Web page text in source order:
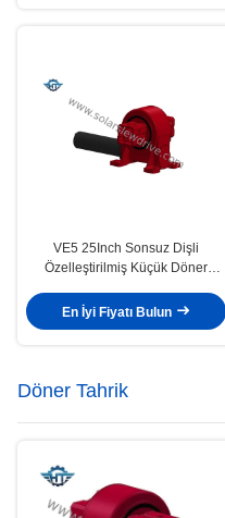
VE5 25Inch Sonsuz Dişli
Özelleştirilmiş Küçük Döner
En İyi Fiyatı Bulun
Döner Tahrik